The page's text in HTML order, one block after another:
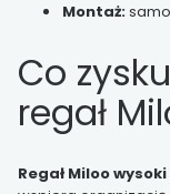
Montaż:
Co
regał
Regał Miloo